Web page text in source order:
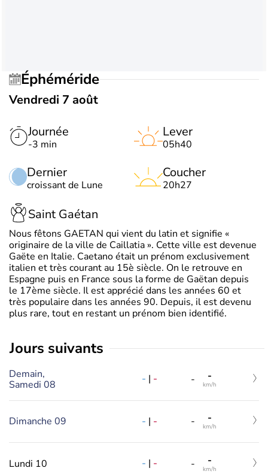
Éphéméride
Vendredi 7 août
Journée
-3 min
Dernier
croissant de Lune
Lever
05h40
Coucher
20h27
Saint Gaétan
Nous fêtons GAETAN qui vient du latin et signifie «
originaire de la ville de Caillatia ». Cette ville est devenue
Gaëte en Italie. Caetano était un prénom exclusivement
italien et très courant au 15è siècle. On le retrouve en
Espagne puis en France sous la forme de Gaëtan depuis
le 17ème siècle. Il est apprécié dans les années 60 et
très populaire dans les années 90. Depuis, il est devenu
plus rare, tout en restant un prénom bien identifié.
jours suivants
Demain,
Samedi 08
- | - - -
km/h
Dimanche 09 - | - - -
km/h
Lundi 10 - | - - -
km/h